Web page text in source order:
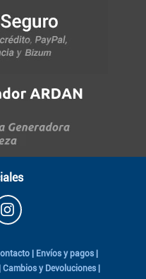
Envíos y pagos
Cambios y Devoluciones